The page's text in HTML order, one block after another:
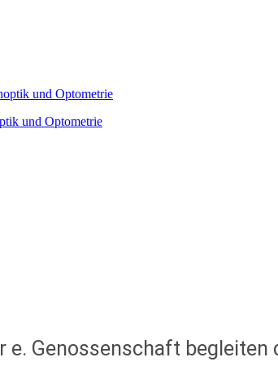
und Optometrie
e. Genossenschaft begleiten